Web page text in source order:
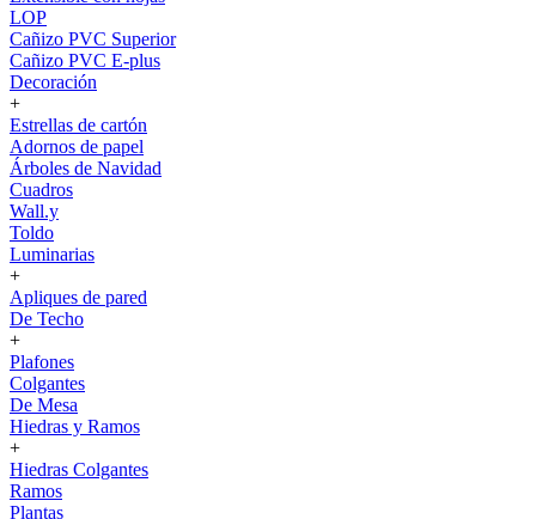
LOP
Cañizo PVC Superior
Cañizo PVC E-plus
Decoración
+
Estrellas de cartón
Adornos de papel
Árboles de Navidad
Cuadros
Wall.y
Toldo
Luminarias
+
Apliques de pared
De Techo
+
Plafones
Colgantes
De Mesa
Hiedras y Ramos
+
Hiedras Colgantes
Ramos
Plantas